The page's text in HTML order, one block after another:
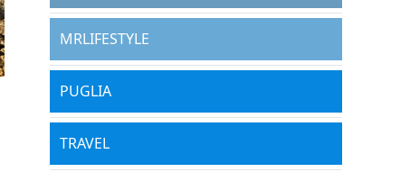
MRLIFESTYLE
PUGLIA
TRAVEL